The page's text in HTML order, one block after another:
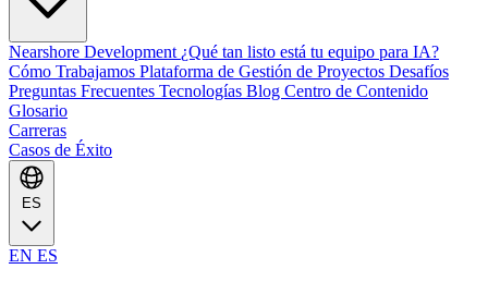
Nearshore Development ¿Qué tan listo está tu equipo para IA?
Cómo Trabajamos Plataforma de Gestión de Proyectos Desafíos
Preguntas Frecuentes Tecnologías Blog Centro de Contenido
Glosario
Carreras
Casos de Éxito
EN ES